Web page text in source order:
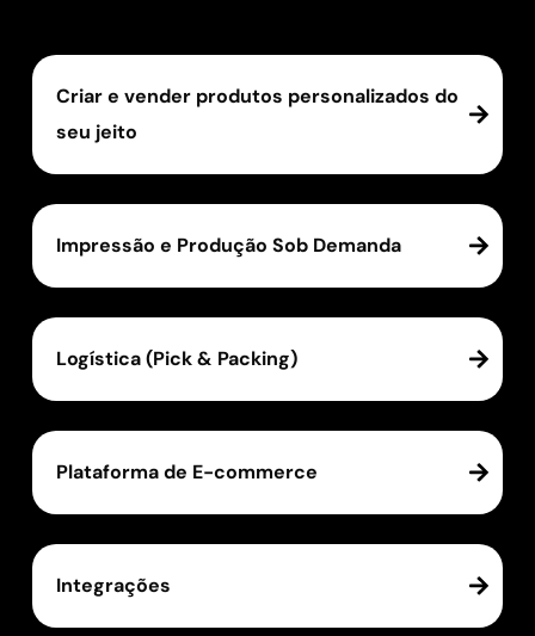
Criar e vender produtos personalizados do
seu jeito
Impressão e Produção Sob Demanda
Logística (Pick & Packing)
Plataforma de E-commerce
Integrações